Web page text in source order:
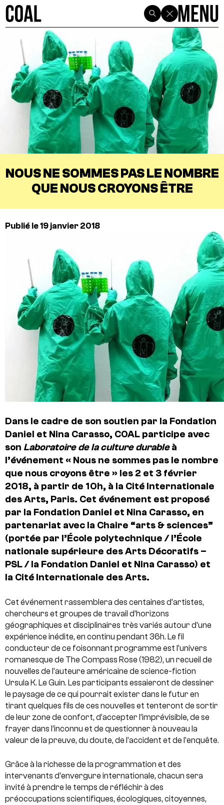
NOUS NE SOMMES PAS LE NOMBRE
QUE NOUS CROYONS ÊTRE
Publié le 19 janvier 2018
Dans le cadre de son soutien par la Fondation
Daniel et Nina Carasso, COAL participe avec
son Laboratoire de la culture durableà
l’événement « Nous ne sommes pas le nombre
que nous croyons être » les 2 et 3 février
2018, à partir de 10h, à la Cité Internationale
des Arts, Paris. Cet événement est proposé
par la Fondation Daniel et Nina Carasso, en
partenariat avec la Chaire “arts & sciences”
(portée par l’École polytechnique / l’École
nationale supérieure des Arts Décoratifs –
PSL / la Fondation Daniel et Nina Carasso) et
la Cité Internationale des Arts.
Cet événement rassemblera des centaines d’artistes,
chercheurs et groupes de travail d’horizons
géographiques et disciplinaires très variés autour d’une
expérience inédite, en continu pendant 36h. Le fil
conducteur de ce foisonnant programme est l’univers
romanesque de The Compass Rose (1982), un recueil de
nouvelles de l’auteure américaine de science-fiction
Ursula K. Le Guin. Les participants essaieront de dessiner
le paysage de ce qui pourrait exister dans le futur en
tirant quelques fils de ces nouvelles et tenteront de sortir
de leur zone de confort, d’accepter l’imprévisible, de se
frayer dans l’inconnu et de questionner à nouveau la
valeur de la preuve, du doute, de l’accident et de l’enquête.
Grâce à la richesse de la programmation et des
intervenants d’envergure internationale, chacun sera
invité à prendre le temps de réfléchir à des
préoccupations scientifiques, écologiques, citoyennes,